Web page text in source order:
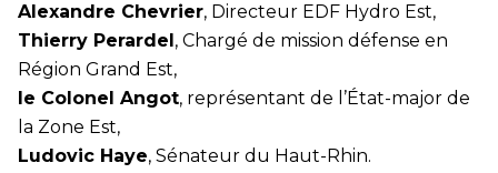
Alexandre Chevrier, Directeur EDF Hydro Est,
Thierry Perardel, Chargé de mission défense en
Région Grand Est,
le Colonel Angot, représentant de l’État-major de
la Zone Est,
Ludovic Haye, Sénateur du Haut-Rhin.